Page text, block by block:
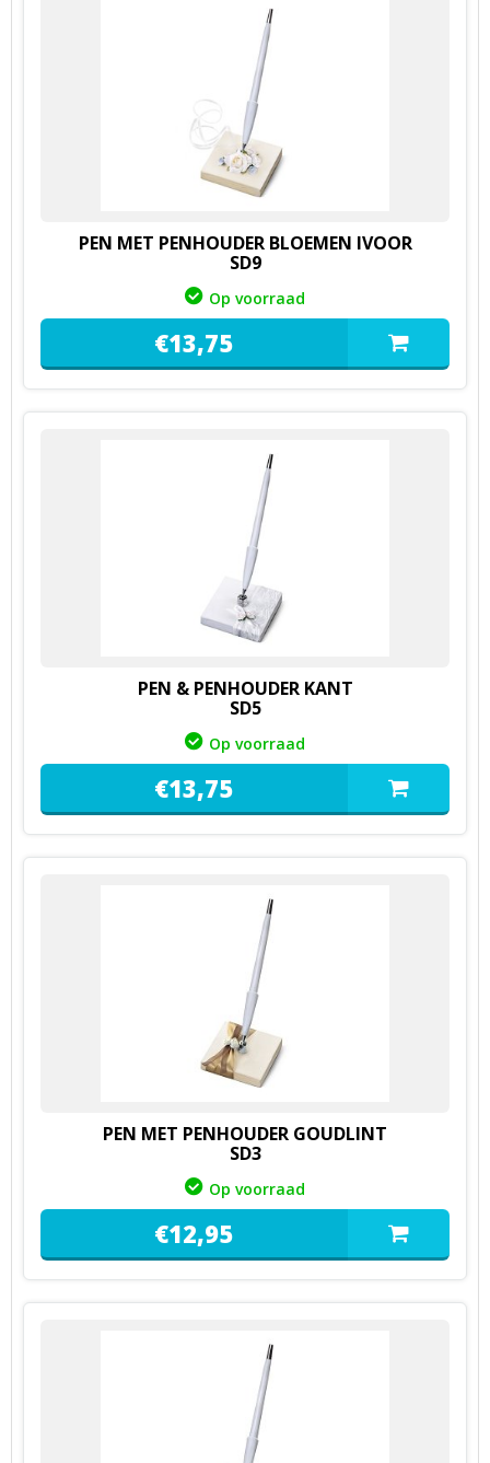
PEN MET PENHOUDER BLOEMEN IVOOR
SD9
Op voorraad
€13,75
PEN & PENHOUDER KANT
SD5
Op voorraad
€13,75
PEN MET PENHOUDER GOUDLINT
SD3
Op voorraad
€12,95